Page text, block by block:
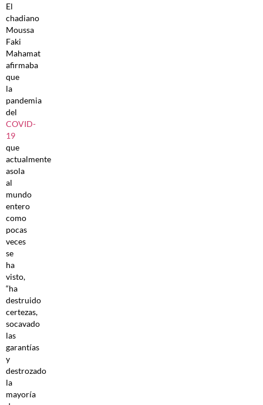
El
chadiano
Moussa
Faki
Mahamat
afirmaba
que
la
pandemia
del
COVID-
19
que
actualmente
asola
al
mundo
entero
como
pocas
veces
se
ha
visto,
“ha
destruido
certezas,
socavado
las
garantías
y
destrozado
la
mayoría